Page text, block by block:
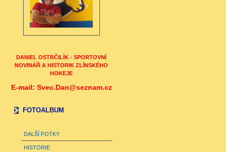
DANIEL OSTRČILÍK - SPORTOVNÍ
NOVINÁŘ A HISTORIK ZLÍNSKÉHO
HOKEJE
E-mail: Svec.Dan@seznam.cz
FOTOALBUM
DALŠÍ FOTKY
HISTORIE